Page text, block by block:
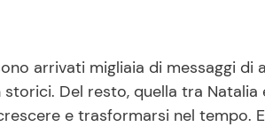
arrivati migliaia di messaggi di
Del resto, quella tra Natalia
e trasformarsi nel tempo.